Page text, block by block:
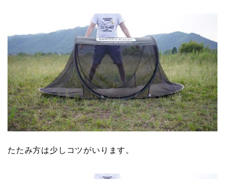
たたみ方は少しコツがいります。